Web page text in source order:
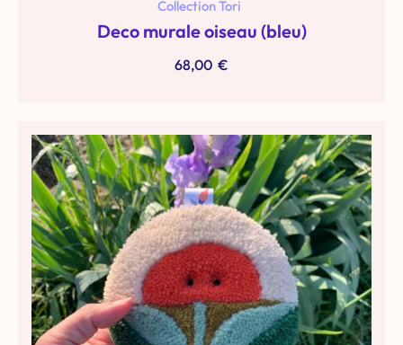
Collection Tori
Deco murale oiseau (bleu)
68,00€